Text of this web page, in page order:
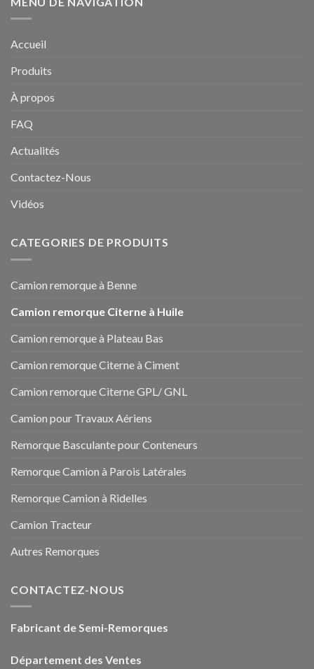
Accueil
Produits
À propos
FAQ
Actualités
Contactez-Nous
Vidéos
CATEGORIES DE PRODUITS
Camion remorque à Benne
Camion remorque Citerne à Huile
Camion remorque à Plateau Bas
Camion remorque Citerne à Ciment
Camion remorque Citerne GPL/ GNL
Camion pour Travaux Aériens
Remorque Basculante pour Conteneurs
Remorque Camion à Parois Latérales
Remorque Camion à Ridelles
Camion Tracteur
Autres Remorques
CONTACTEZ-NOUS
Fabricant de Semi-Remorques
Département des Ventes